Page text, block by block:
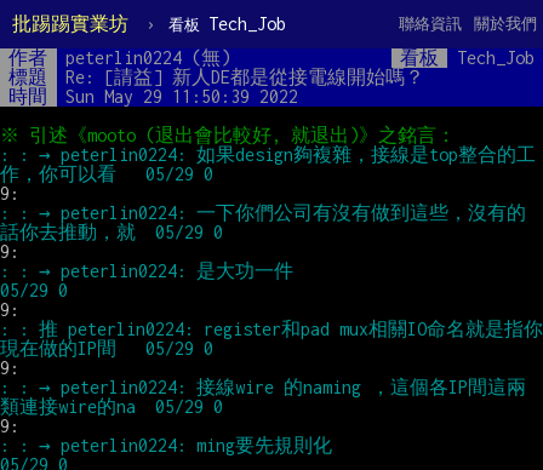
批踢踢實業坊 › 看板 Tech_Job 關於我們
聯絡資訊
作者 peterlin0224 (無) 看板
Tech_Job
標題
Re: [請益] 新人DE都是從接電線開始嗎？
時間
Sun May 29 11:50:39 2022
: : → peterlin0224: 如果design夠複雜，接線是top整合的工
: : → peterlin0224: 一下你們公司有沒有做到這些，沒有的
: : → peterlin0224: 是大功一件
: : 推 peterlin0224: register和pad mux相關IO命名就是指你
: : → peterlin0224: 接線wire 的naming ，這個各IP間這兩
: : → peterlin0224: ming要先規則化